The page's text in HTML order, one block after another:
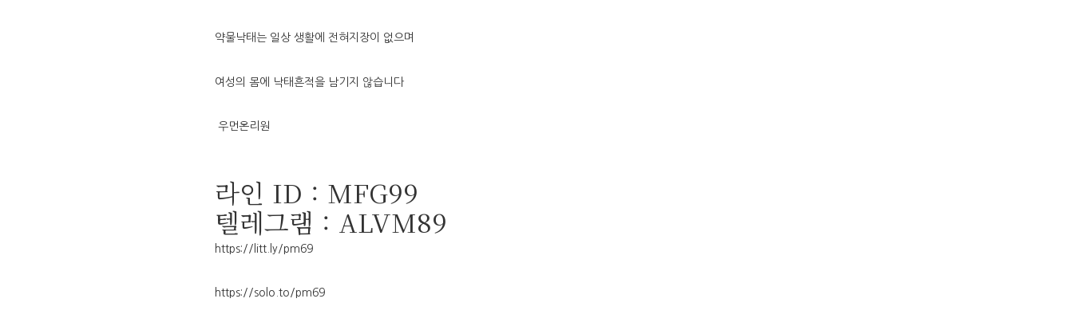
약물낙태는 일상 생활에 전혀지장이 없으며
여성의 몸에 낙태흔적을 남기지 않습니다
우먼온리원
라인 ID : MFG99
텔레그램 : ALVM89
https://litt.ly/pm69
https://solo.to/pm69